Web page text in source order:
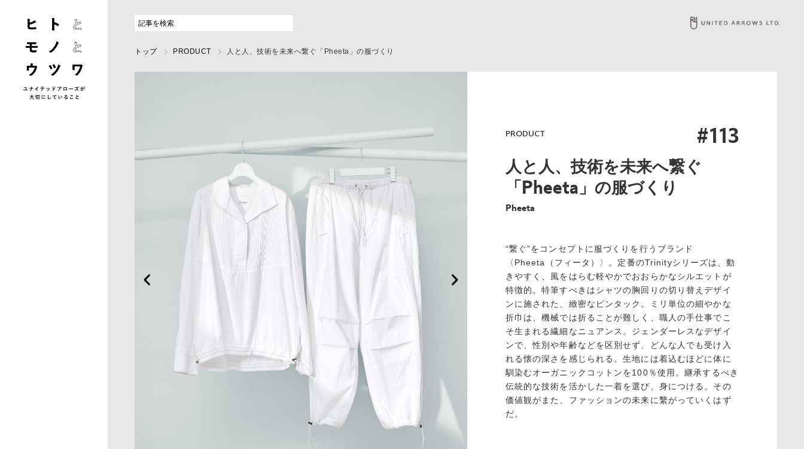
トップ PRODUCT 人と人、技術を未来へ繋ぐ「Pheeta」の服づくり
#113
PRODUCT
人と人、技術を未来へ繋ぐ
「Pheeta」の服づくり
Pheeta
“繋ぐ”をコンセプトに服づくりを行うブランド
〈Pheeta（フィータ）〉。定番のTrinityシリーズは、動
きやすく、風をはらむ軽やかでおおらかなシルエットが
特徴的。特筆すべきはシャツの胸回りの切り替えデザイ
ンに施された、緻密なピンタック。ミリ単位の細やかな
折巾は、機械では折ることが難しく、職人の手仕事でこ
そ生まれる繊細なニュアンス。ジェンダーレスなデザイ
ンで、性別や年齢などを区別せず、どんな人でも受け入
れる懐の深さを感じられる。生地には着込むほどに体に
馴染むオーガニックコットンを100％使用。継承するべき
伝統的な技術を活かした一着を選び、身につける。その
価値観がまた、ファッションの未来に繫がっていくはず
だ。